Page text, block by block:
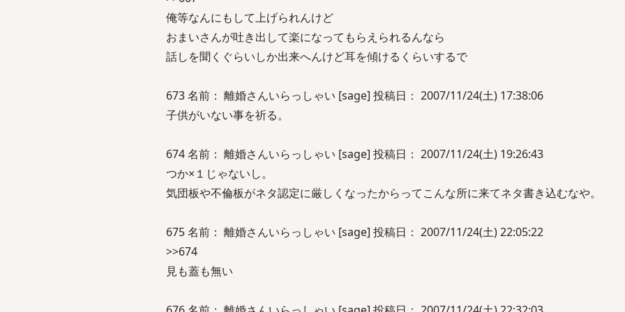
俺等なんにもして上げられんけど
おまいさんが吐き出して楽になってもらえられるんなら
話しを聞くぐらいしか出来へんけど耳を傾けるくらいするで
673 名前： 離婚さんいらっしゃい [sage] 投稿日： 2007/11/24(土) 17:38:06
子供がいない事を祈る。
674 名前： 離婚さんいらっしゃい [sage] 投稿日： 2007/11/24(土) 19:26:43
つか×１じゃないし。
気団板や不倫板がネタ認定に厳しくなったからってこんな所に来てネタ書き込むなや。
675 名前： 離婚さんいらっしゃい [sage] 投稿日： 2007/11/24(土) 22:05:22
>>674
見も蓋も無い